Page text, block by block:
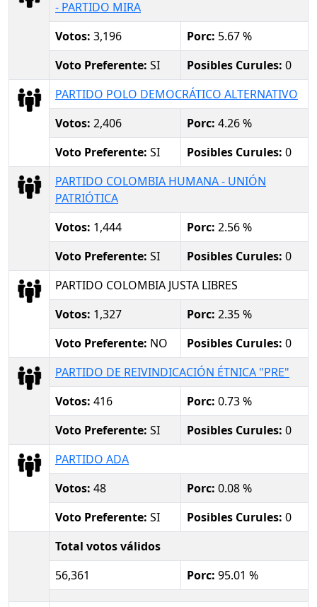
- PARTIDO MIRA
Votos: 3,196 Porc: 5.67 %
Voto Preferente: SI Posibles Curules: 0
PARTIDO POLO DEMOCRÁTICO ALTERNATIVO
Votos: 2,406 Porc: 4.26 %
Voto Preferente: SI Posibles Curules: 0
PARTIDO COLOMBIA HUMANA - UNIÓN
PATRIÓTICA
Votos: 1,444 Porc: 2.56 %
Voto Preferente: SI Posibles Curules: 0
PARTIDO COLOMBIA JUSTA LIBRES
Votos: 1,327 Porc: 2.35 %
Voto Preferente: NO Posibles Curules: 0
PARTIDO DE REIVINDICACIÓN ÉTNICA "PRE"
Votos: 416 Porc: 0.73 %
Voto Preferente: SI Posibles Curules: 0
PARTIDO ADA
Votos: 48 Porc: 0.08 %
Voto Preferente: SI Posibles Curules: 0
Total votos válidos
56,361
Porc: 95.01 %